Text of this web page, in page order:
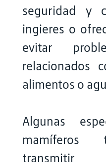
seguridad y
ingieres o
evitar
relacionados
alimentos o
Algunas
mamíferos
transmitir